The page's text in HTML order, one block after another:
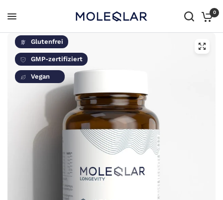
0
Glutenfrei
GMP-zertifiziert
Vegan